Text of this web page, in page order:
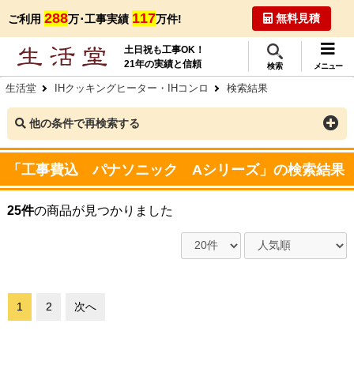
ご利用 288万･工事実績 117万件! 無料見積
土日祝も工事OK！
21年の実績と信頼
検索 メニュー
生活堂 IHクッキングヒーター・IHコンロ 検索結果
他の条件で再検索する
「工事費込 パナソニック Aシリーズ」の検索結果
25件の商品が見つかりました
1 2 次へ